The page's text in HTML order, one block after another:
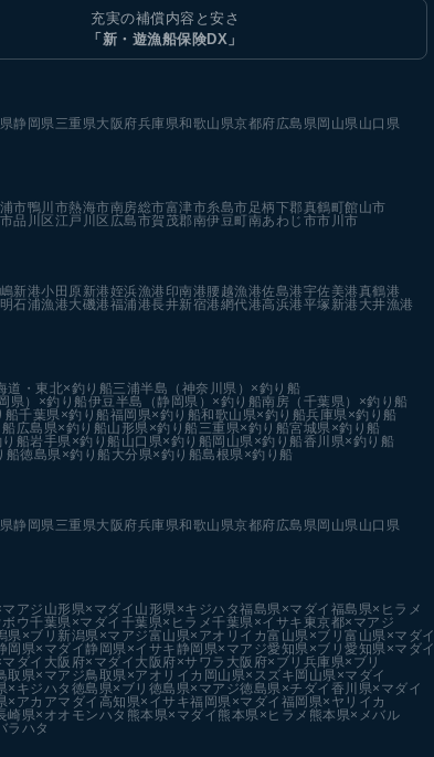
充実の補償内容と安さ
「新・遊漁船保険DX」
静岡県 三重県大阪府兵庫県和歌山県京都府広島県岡山県 山口県
市鴨川市熱海市南房総市富津市糸島市 足柄下郡真鶴町館山市
品川区江戸川区 広島市賀茂郡南伊豆町南あわじ市市川市
新港小田原新港姪浜漁港 印南港腰越漁港佐島港宇佐美港真鶴港
明石浦漁港大磯港福浦港長井新宿港網代港高浜港平塚新港 大井漁港
道・東北×釣り船三浦半島（神奈川県）×釣り船
県）×釣り船伊豆半島（静岡県）×釣り船南房（千葉県）×釣り船
船千葉県×釣り船福岡県×釣り船和歌山県×釣り船兵庫県×釣り船
広島県×釣り船山形県×釣り船 三重県×釣り船宮城県×釣り船
船岩手県×釣り船 山口県×釣り船岡山県×釣り船香川県×釣り船
船徳島県×釣り船 大分県×釣り船島根県×釣り船
静岡県 三重県大阪府兵庫県和歌山県京都府広島県岡山県 山口県
アジ 山形県×マダイ 山形県×キジハタ福島県×マダイ 福島県×ヒラメ
ウ千葉県×マダイ 千葉県×ヒラメ千葉県×イサキ 東京都×マアジ
県×ブリ 新潟県×マアジ富山県×アオリイカ富山県×ブリ 富山県×マダイ
岡県×マダイ静岡県×イサキ静岡県×マアジ愛知県×ブリ 愛知県×マダイ
ダイ 大阪府×マダイ 大阪府×サワラ 大阪府×ブリ 兵庫県×ブリ
取県×マアジ鳥取県×アオリイカ 岡山県×スズキ岡山県×マダイ
×キジハタ 徳島県×ブリ 徳島県×マアジ徳島県×チダイ 香川県×マダイ
×アカアマダイ 高知県×イサキ福岡県×マダイ 福岡県×ヤリイカ
崎県×オオモンハタ 熊本県×マダイ 熊本県×ヒラメ 熊本県×メバル
ラハタ